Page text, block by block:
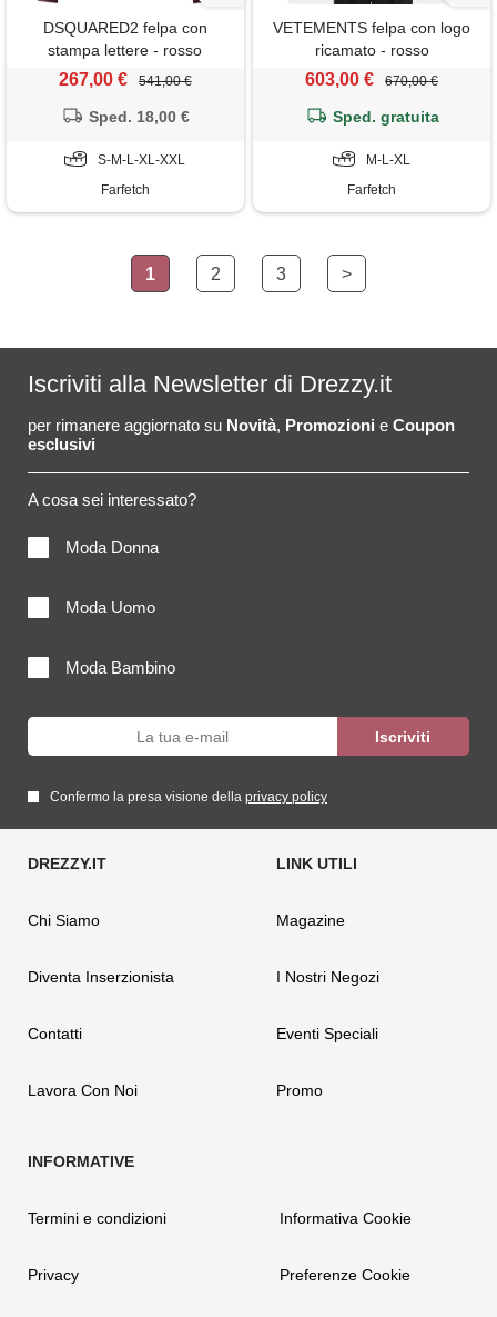
DSQUARED2 felpa con
stampa lettere - rosso
267,00 € 541,00 €
Sped. 18,00 €
S-M-L-XL-XXL
Farfetch
VETEMENTS felpa con logo
ricamato - rosso
603,00 € 670,00 €
Sped. gratuita
M-L-XL
Farfetch
1 2 3 >
Iscriviti alla Newsletter di Drezzy.it
per rimanere aggiornato su Novità, Promozioni e Coupon
esclusivi
A cosa sei interessato?
Moda Donna
Moda Uomo
Moda Bambino
Confermo la presa visione della privacy policy
Chi Siamo
Diventa Inserzionista
Contatti
Lavora Con Noi
Magazine
I Nostri Negozi
Eventi Speciali
Promo
Termini e condizioni
Privacy
Informativa Cookie
Preferenze Cookie